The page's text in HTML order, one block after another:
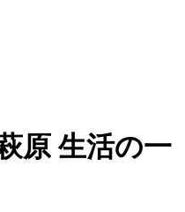
原 生活の一